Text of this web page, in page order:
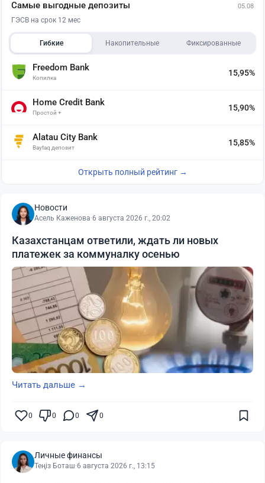
Самые выгодные депозиты 05.08
ГЭСВ на срок 12 мес
Гибкие Накопительные Фиксированные
Freedom Bank
Копилка
15,95%
Home Credit Bank
Простой +
15,90%
Alatau City Bank
Baytaq депозит
15,85%
Открыть полный рейтинг →
Новости
Асель Каженова·6 августа 2026 г., 20:02
Казахстанцам ответили, ждать ли новых
платежек за коммуналку осенью
Читать дальше →
0 0 0 0
Личные финансы
Теңіз Боташ·6 августа 2026 г., 13:15